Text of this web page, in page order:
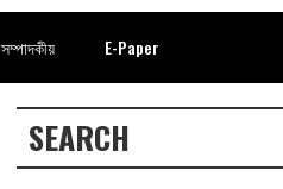
সম্পাদকীয় E-Paper
SEARCH